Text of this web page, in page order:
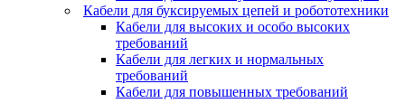
Кабели для буксируемых цепей и робототехники
Кабели для высоких и особо высоких
требований
Кабели для легких и нормальных
требований
Кабели для повышенных требований